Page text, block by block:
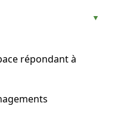
répondant à